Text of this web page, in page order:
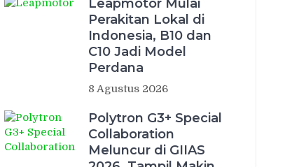
Leapmotor Mulai
Perakitan Lokal di
Indonesia, B10 dan
C10 Jadi Model
Perdana
8 Agustus 2026
Polytron G3+ Special
Collaboration
Meluncur di GIIAS